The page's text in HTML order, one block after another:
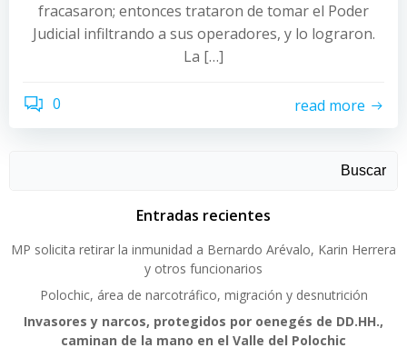
fracasaron; entonces trataron de tomar el Poder
Judicial infiltrando a sus operadores, y lo lograron.
La […]
0 read more
Buscar
Entradas recientes
MP solicita retirar la inmunidad a Bernardo Arévalo, Karin Herrera
y otros funcionarios
Polochic, área de narcotráfico, migración y desnutrición
Invasores y narcos, protegidos por oenegés de DD.HH.,
caminan de la mano en el Valle del Polochic